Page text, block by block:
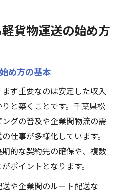
貨物運送の始め方
め方の基本
ず重要なのは安定した収入
と築くことです。千葉県松
グの普及や企業間物流の需
仕事が多様化しています。
的な契約先の確保や、複数
ポイントとなります。
や企業間のルート配送な